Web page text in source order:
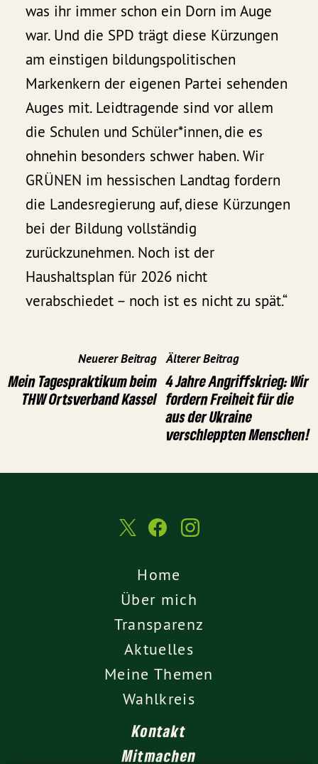
was ihr immer schon ein Dorn im Auge
war. Und die SPD trägt diese Kürzungen
am einstigen bildungspolitischen
Markenkern der eigenen Partei sehenden
Auges mit. Leidtragende sind vor allem
die Schulen und Schüler*innen, die es
ohnehin besonders schwer haben. Wir
GRÜNEN im hessischen Landtag fordern
die Landesregierung auf, diese Kürzungen
bei der Bildung vollständig
zurückzunehmen. Noch ist der
Haushaltsplan für 2026 nicht
verabschiedet – noch ist es nicht zu spät.“
Neuerer Beitrag
Mein Tagespraktikum beim
THW Ortsverband Kassel
Älterer Beitrag
4 Jahre Angriffskrieg: Wir
fordern Freiheit für die
aus der Ukraine
verschleppten Menschen!
Home
Über mich
Transparenz
Aktuelles
Meine Themen
Wahlkreis
Kontakt
Mitmachen